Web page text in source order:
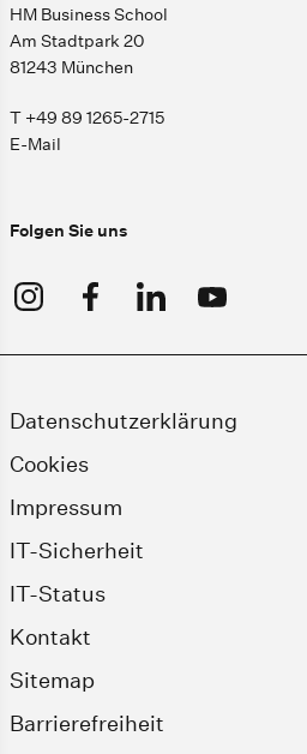
HM Business School
Am Stadtpark 20
81243 München
T +49 89 1265-2715
E-Mail
Folgen Sie uns
Datenschutzerklärung
Cookies
Impressum
IT-Sicherheit
IT-Status
Kontakt
Sitemap
Barrierefreiheit